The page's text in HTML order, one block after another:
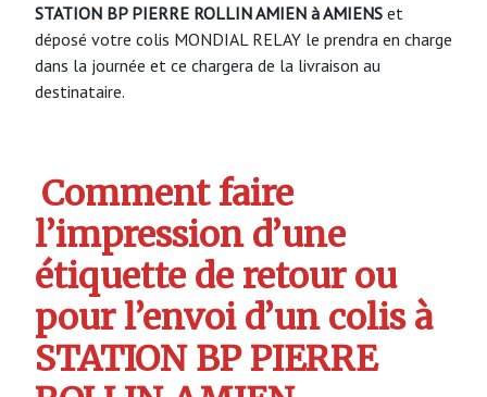
STATION BP PIERRE ROLLIN AMIEN à AMIENS et
déposé votre colis MONDIAL RELAY le prendra en charge
dans la journée et ce chargera de la livraison au
destinataire.
Comment faire
l’impression d’une
étiquette de retour ou
pour l’envoi d’un colis à
STATION BP PIERRE